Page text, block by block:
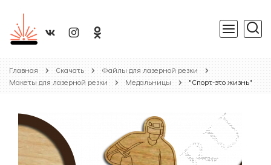
Главная Скачать
Файлы для лазерной резки
Макеты для лазерной резки
Медальницы "Спорт-это жизнь"